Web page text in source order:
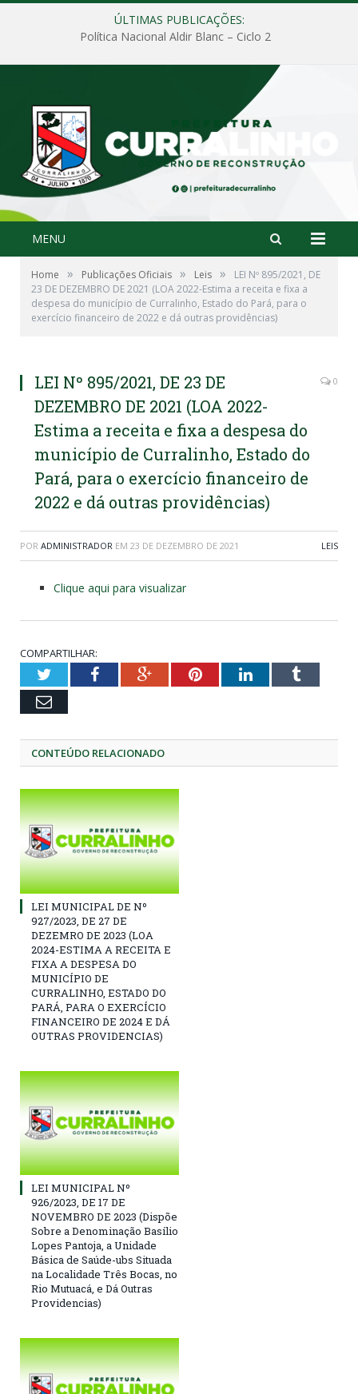
ÚLTIMAS PUBLICAÇÕES:
Política Nacional Aldir Blanc – Ciclo 2
MENU
Home » Publicações Oficiais » Leis »
LEI Nº 895/2021, DE
23 DE DEZEMBRO DE 2021 (LOA 2022-Estima a receita e fixa a
despesa do município de Curralinho, Estado do Pará, para o
exercício financeiro de 2022 e dá outras providências)
LEI Nº 895/2021, DE 23 DE
DEZEMBRO DE 2021 (LOA 2022-
Estima a receita e fixa a despesa do
município de Curralinho, Estado do
Pará, para o exercício financeiro de
2022 e dá outras providências)
0
POR ADMINISTRADOR EM 23 DE DEZEMBRO DE 2021 LEIS
Clique aqui para visualizar
COMPARTILHAR:
TwitterFacebookGoogle+PinterestLinkedInTumblr
Email
CONTEÚDO RELACIONADO
LEI MUNICIPAL DE Nº
927/2023, DE 27 DE
DEZEMRO DE 2023 (LOA
2024-ESTIMA A RECEITA E
FIXA A DESPESA DO
MUNICÍPIO DE
CURRALINHO, ESTADO DO
PARÁ, PARA O EXERCÍCIO
FINANCEIRO DE 2024 E DÁ
OUTRAS PROVIDENCIAS)
LEI MUNICIPAL Nº
926/2023, DE 17 DE
NOVEMBRO DE 2023 (Dispõe
Sobre a Denominação Basílio
Lopes Pantoja, a Unidade
Básica de Saúde-ubs Situada
na Localidade Três Bocas, no
Rio Mutuacá, e Dá Outras
Providencias)